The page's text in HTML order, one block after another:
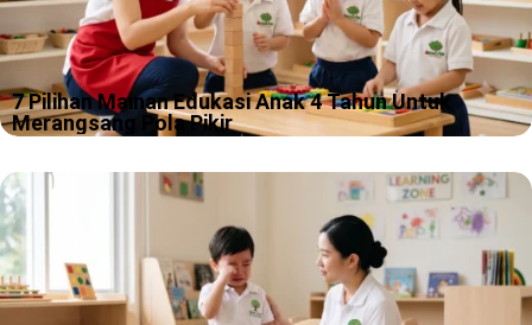
7 Pilihan Mainan Edukasi Anak 4 Tahun Untuk
Merangsang Pola Pikir
lebih cepat daripada kemampuan kita menahan tawa. Kami
sering melihat anak usia ini bisa berubah dari “peneliti
dinosaurus”…